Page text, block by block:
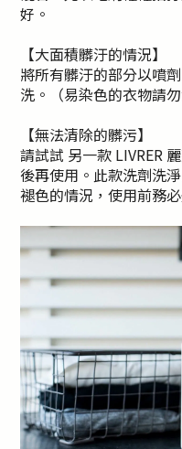
好。
【大面積髒汙的情況】
將所有髒汙的部分以噴
洗。（易染色的衣物請勿
【無法清除的髒污】
請試試 另一款 LIVRER
後再使用。此款洗劑洗
褪色的情況，使用前務